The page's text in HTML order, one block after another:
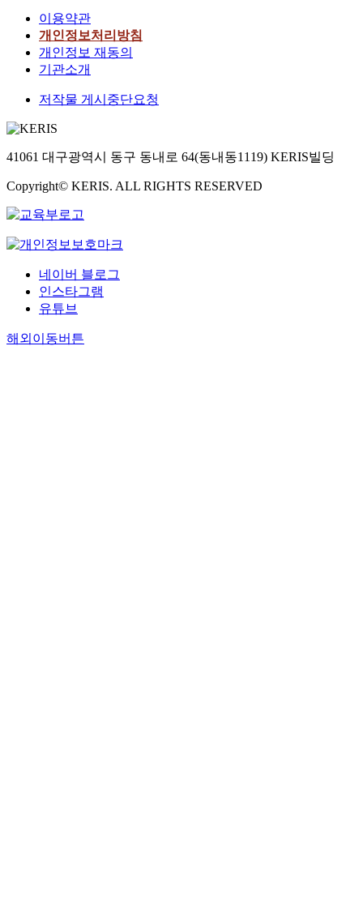
이용약관
개인정보처리방침
개인정보 재동의
기관소개
저작물 게시중단요청
41061 대구광역시 동구 동내로 64(동내동1119) KERIS빌딩
Copyright© KERIS. ALL RIGHTS RESERVED
네이버 블로그
인스타그램
유튜브
해외이동버튼